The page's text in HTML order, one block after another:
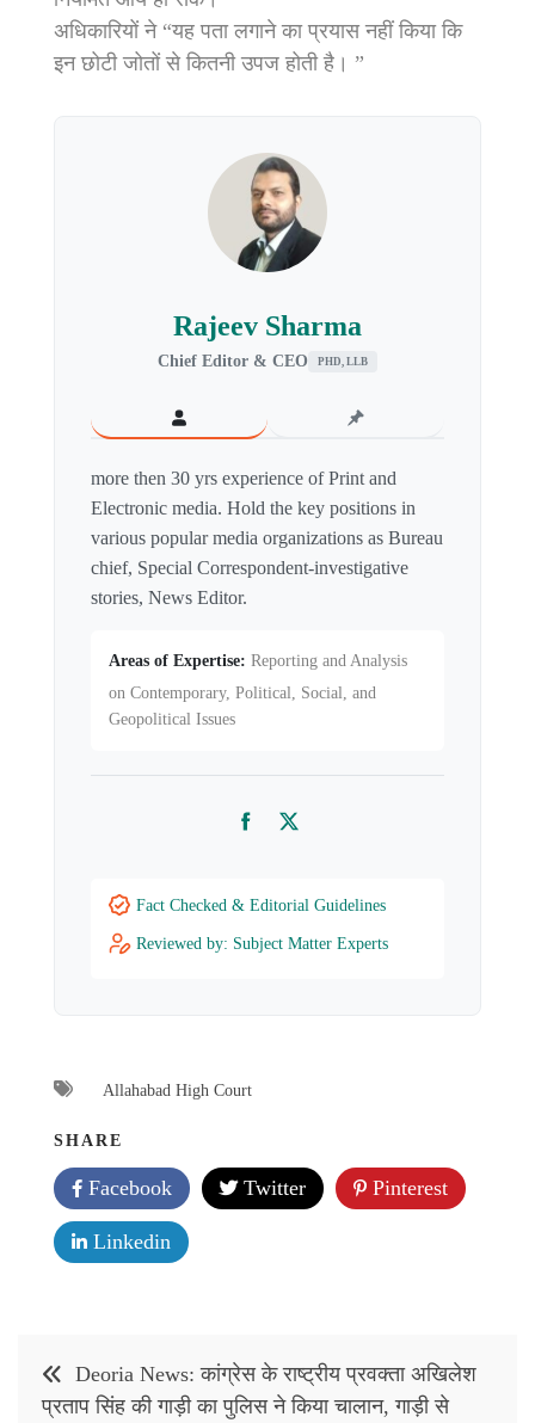
अधिकारियों ने “यह पता लगाने का प्रयास नहीं किया कि
इन छोटी जोतों से कितनी उपज होती है। ”
Rajeev Sharma
Chief Editor & CEO PHD, LLB
more then 30 yrs experience of Print and
Electronic media. Hold the key positions in
various popular media organizations as Bureau
chief, Special Correspondent-investigative
stories, News Editor.
Areas of Expertise: Reporting and Analysis
on Contemporary, Political, Social, and
Geopolitical Issues
FacebookTwitter
Fact Checked & Editorial Guidelines
Reviewed by: Subject Matter Experts
Allahabad High Court
SHARE
Facebook Twitter Pinterest
Linkedin
Post
navigation
Deoria News: कांग्रेस के राष्ट्रीय प्रवक्ता अखिलेश
प्रताप सिंह की गाड़ी का पुलिस ने किया चालान, गाड़ी से